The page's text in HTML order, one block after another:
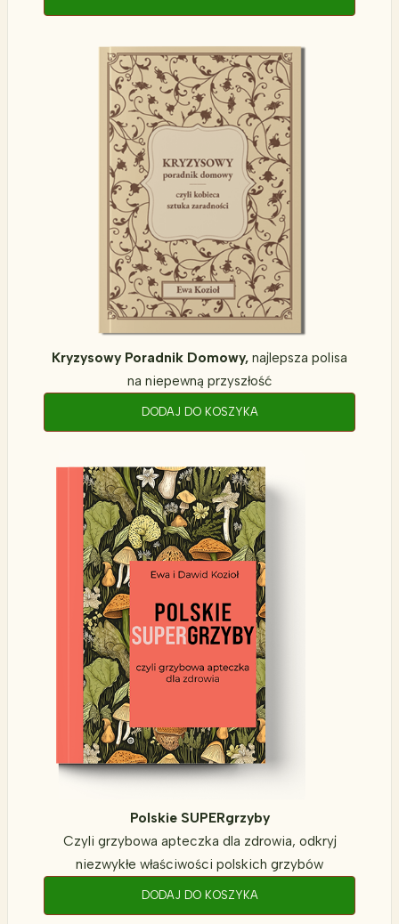
Kryzysowy Poradnik Domowy, najlepsza polisa
na niepewną przyszłość
DODAJ DO KOSZYKA
Polskie SUPERgrzyby
Czyli grzybowa apteczka dla zdrowia, odkryj
niezwykłe właściwości polskich grzybów
DODAJ DO KOSZYKA